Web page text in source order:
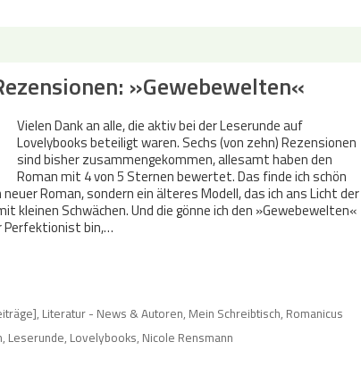
»Gewebewelten«
Vielen Dank an alle, die aktiv bei der Leserunde auf
Lovelybooks beteiligt waren. Sechs (von zehn) Rezensionen
sind bisher zusammengekommen, allesamt haben den
Roman mit 4 von 5 Sternen bewertet. Das finde ich schön
Roman, sondern ein älteres Modell, das ich ans Licht der
kleinen Schwächen. Und die gönne ich den »Gewebewelten«
Perfektionist bin,…
, Literatur - News & Autoren, Mein Schreibtisch, Romanicus
, Leserunde, Lovelybooks, Nicole Rensmann